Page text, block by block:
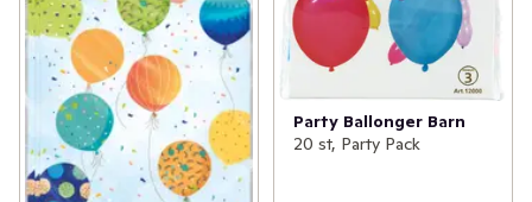
Party Ballonger Barn
20 st, Party Pack